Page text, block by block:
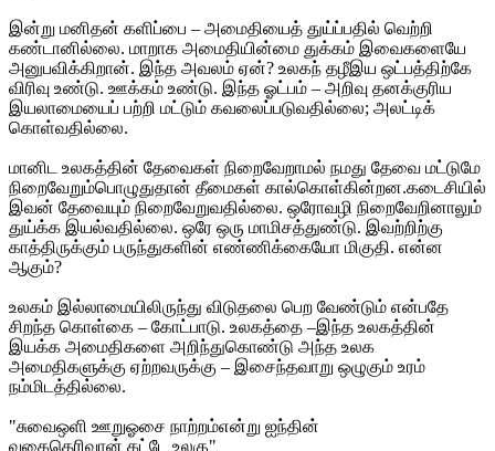
இன்று மனிதன் களிப்பை – அமைதியைத் துய்ப்பதில் வெற்றி
கண்டானில்லை. மாறாக அமைதியின்மை துக்கம் இவைகளையே
அனுபவிக்கிறான். இந்த அவலம் ஏன்? உலகந் தழீஇய ஒட்பத்திற்கே
விரிவு உண்டு. ஊக்கம் உண்டு. இந்த ஓட்பம் – அறிவு தனக்குரிய
இயலாமையைப் பற்றி மட்டும் கவலைப்படுவதில்லை; அலட்டிக்
கொள்வதில்லை.
மானிட உலகத்தின் தேவைகள் நிறைவேறாமல் நமது தேவை மட்டுமே
நிறைவேறும்பொழுதுதான் தீமைகள் கால்கொள்கின்றன.கடைசியில்
இவன் தேவையும் நிறைவேறுவதில்லை. ஒரோவழி நிறைவேறினாலும்
துய்க்க இயல்வதில்லை. ஒரே ஒரு மாமிசத்துண்டு. இவற்றிற்கு
காத்திருக்கும் பருந்துகளின் எண்ணிக்கையோ மிகுதி. என்ன
ஆகும்?
உலகம் இல்லாமையிலிருந்து விடுதலை பெற வேண்டும் என்பதே
சிறந்த கொள்கை – கோட்பாடு. உலகத்தை –இந்த உலகத்தின்
இயக்க அமைதிகளை அறிந்துகொண்டு அந்த உலக
அமைதிகளுக்கு ஏற்றவருக்கு – இசைந்தவாறு ஒழுகும் உரம்
நம்மிடத்தில்லை.
"சுவைஒளி ஊறுஓசை நாற்றம்என்று ஐந்தின்
வகைதெரிவான் கட்டே உலகு"